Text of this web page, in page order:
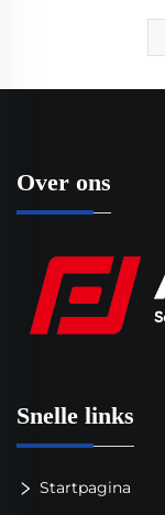
Over ons
Snelle links
Startpagina